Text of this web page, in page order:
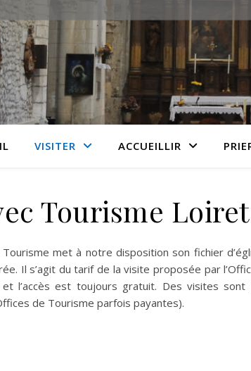
VISITER ACCUEILLIR
Tourisme Loiret
met à notre disposition son fichier
Il s’agit du tarif de la visite proposée par
et l’accès est toujours gratuit. Des visites
de Tourisme parfois payantes).